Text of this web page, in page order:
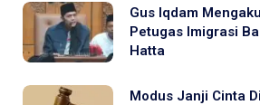
Gus Iqdam
Petugas Imigrasi
Hatta
Modus Janji Cinta